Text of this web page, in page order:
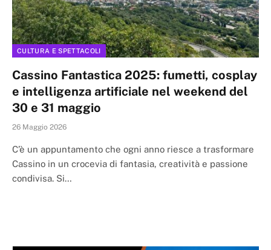
CULTURA E SPETTACOLI
Cassino Fantastica 2025: fumetti, cosplay
e intelligenza artificiale nel weekend del
30 e 31 maggio
26 Maggio 2026
C’è un appuntamento che ogni anno riesce a trasformare
Cassino in un crocevia di fantasia, creatività e passione
condivisa. Si…